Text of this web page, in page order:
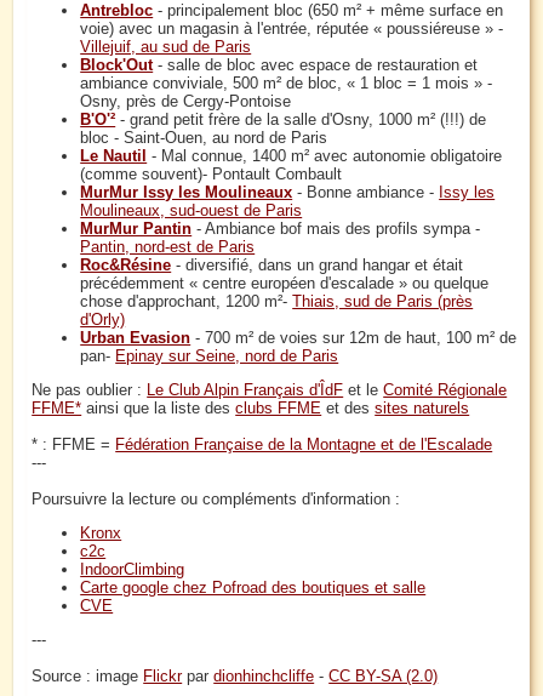
Antrebloc - principalement bloc (650 m² + même surface en
voie) avec un magasin à l'entrée, réputée « poussiéreuse » -
Villejuif, au sud de Paris
Block'Out- salle de bloc avec espace de restauration et
ambiance conviviale, 500 m² de bloc, « 1 bloc = 1 mois » -
Osny, près de Cergy-Pontoise
B'O'² - grand petit frère de la salle d'Osny, 1000 m² (!!!) de
bloc - Saint-Ouen, au nord de Paris
Le Nautil - Mal connue, 1400 m² avec autonomie obligatoire
(comme souvent)- Pontault Combault
MurMur Issy les Moulineaux - Bonne ambiance - Issy les
Moulineaux, sud-ouest de Paris
MurMur Pantin - Ambiance bof mais des profils sympa -
Pantin, nord-est de Paris
Roc&Résine - diversifié, dans un grand hangar et était
précédemment « centre européen d'escalade » ou quelque
chose d'approchant, 1200 m²-Thiais, sud de Paris (près
d'Orly)
Urban Evasion - 700 m² de voies sur 12m de haut, 100 m² de
pan- Epinay sur Seine, nord de Paris
Ne pas oublier : Le Club Alpin Français d'ÎdF et leComité Régionale
FFME* ainsi que la liste desclubs FFME et dessites naturels
* : FFME = Fédération Française de la Montagne et de l'Escalade
---
Poursuivre la lecture ou compléments d'information :
Kronx
c2c
IndoorClimbing
Carte google chez Pofroad des boutiques et salle
CVE
---
Source : image Flickrpardionhinchcliffe -CC BY-SA (2.0)